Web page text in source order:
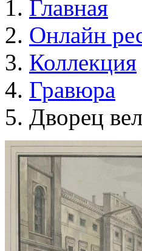
Главная
Онлайн
Коллекция
Гравюра
Дворец